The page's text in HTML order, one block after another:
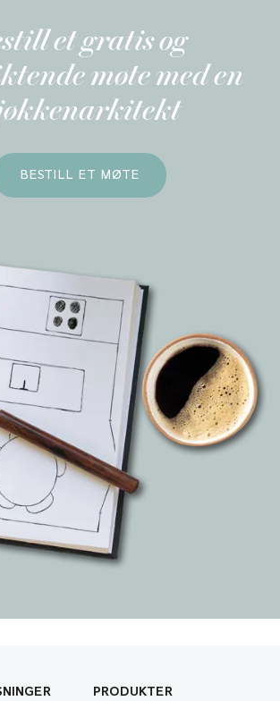
et gratis og
møte med en
BESTILL ET MØTE
PRODUKTER